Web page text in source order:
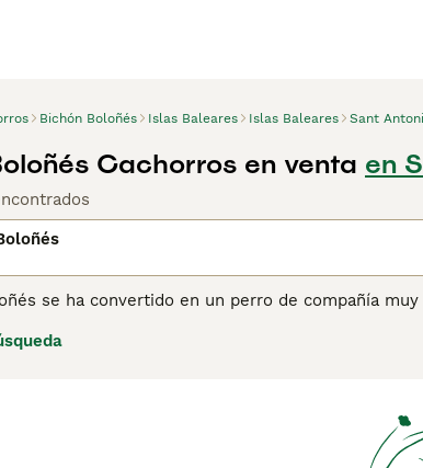
Bichón Boloñés Islas Baleares Islas Baleares Sant
Cachorros en venta en
se ha convertido en un perro de compañía
el grupo de los Toy. Son conocidos por su